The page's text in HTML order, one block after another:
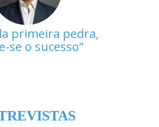
primeira pedra,
se o sucesso